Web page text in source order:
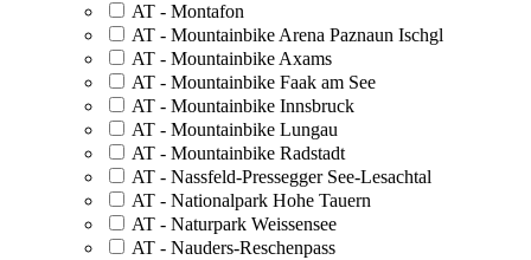
AT - Montafon
AT - Mountainbike Arena Paznaun Ischgl
AT - Mountainbike Axams
AT - Mountainbike Faak am See
AT - Mountainbike Innsbruck
AT - Mountainbike Lungau
AT - Mountainbike Radstadt
AT - Nassfeld-Pressegger See-Lesachtal
AT - Nationalpark Hohe Tauern
AT - Naturpark Weissensee
AT - Nauders-Reschenpass